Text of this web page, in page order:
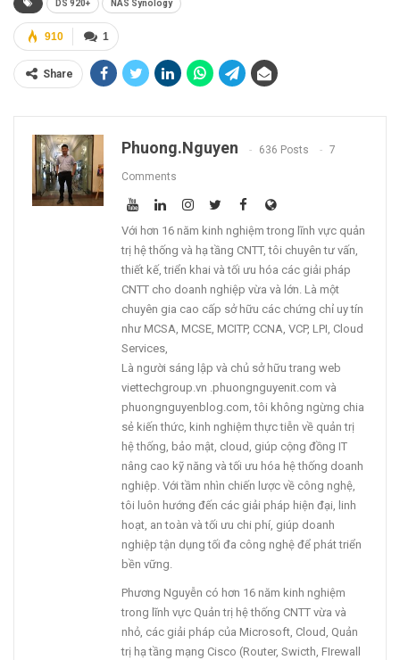
DS 920+ NAS Synology
1
910
Share
Phuong.nguyen 636 Posts 7
Comments
Với hơn 16 năm kinh nghiệm trong lĩnh vực quản
trị hệ thống và hạ tầng CNTT, tôi chuyên tư vấn,
thiết kế, triển khai và tối ưu hóa các giải pháp
CNTT cho doanh nghiệp vừa và lớn. Là một
chuyên gia cao cấp sở hữu các chứng chỉ uy tín
như MCSA, MCSE, MCITP, CCNA, VCP, LPI, Cloud
Services,
Là người sáng lập và chủ sở hữu trang web
viettechgroup.vn .phuongnguyenit.com và
phuongnguyenblog.com, tôi không ngừng chia
sẻ kiến thức, kinh nghiệm thực tiễn về quản trị
hệ thống, bảo mật, cloud, giúp cộng đồng IT
nâng cao kỹ năng và tối ưu hóa hệ thống doanh
nghiệp. Với tầm nhìn chiến lược về công nghệ,
tôi luôn hướng đến các giải pháp hiện đại, linh
hoạt, an toàn và tối ưu chi phí, giúp doanh
nghiệp tận dụng tối đa công nghệ để phát triển
bền vững.
Phương Nguyễn có hơn 16 năm kinh nghiệm
trong lĩnh vực Quản trị hệ thống CNTT vừa và
nhỏ, các giải pháp của Microsoft, Cloud, Quản
trị hạ tầng mạng Cisco (Router, Swicth, FIrewall